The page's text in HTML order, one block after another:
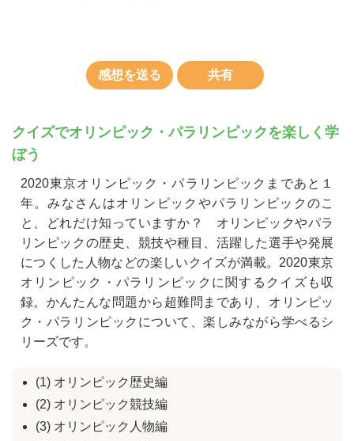
感想を送る 共有
クイズでオリンピック・パラリンピックを楽しく学
ぼう
2020東京オリンピック・パラリンピックまであと１
年。みなさんはオリンピックやパラリンピックのこ
と、どれだけ知っていますか？ オリンピックやパラ
リンピックの歴史、競技や種目、活躍した選手や発展
につくした人物などの楽しいクイズが満載。2020東京
オリンピック・パラリンピックに関するクイズも収
録。かんたんな問題から超難問まであり、オリンピッ
ク・パラリンピックについて、楽しみながら学べるシ
リーズです。
(1) オリンピック歴史編
(2) オリンピック競技編
(3) オリンピック人物編